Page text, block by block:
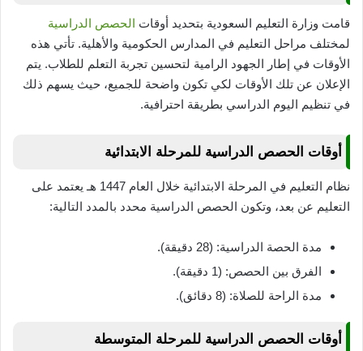
قامت وزارة التعليم السعودية بتحديد أوقات الحصص الدراسية
لمختلف مراحل التعليم في المدارس الحكومية والأهلية. تأتي هذه
الأوقات في إطار الجهود الرامية لتحسين تجربة التعلم للطلاب. يتم
الإعلان عن تلك الأوقات لكي تكون واضحة للجميع، حيث يسهم ذلك
في تنظيم اليوم الدراسي بطريقة احترافية.
أوقات الحصص الدراسية للمرحلة الابتدائية
نظام التعليم في المرحلة الابتدائية خلال العام 1447 هـ يعتمد على
التعليم عن بعد، وتكون الحصص الدراسية محدد بالمدد التالية:
مدة الحصة الدراسية: (28 دقيقة).
الفرق بين الحصص: (1 دقيقة).
مدة الراحة للصلاة: (8 دقائق).
أوقات الحصص الدراسية للمرحلة المتوسطة